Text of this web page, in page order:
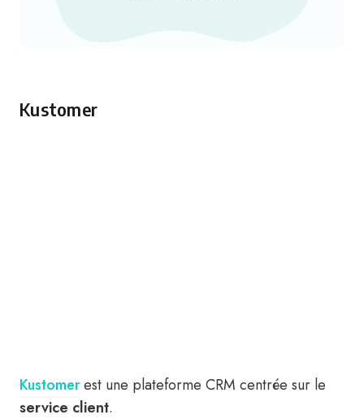
Kustomer
Kustomerest une plateforme CRM centrée sur le
service client.